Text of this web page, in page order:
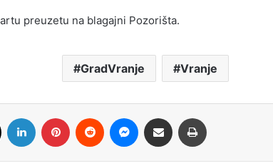
preuzetu na blagajni Pozorišta.
GradVranje Vranje
LinkedIn Pinterest Reddit Messenger
Share via Email